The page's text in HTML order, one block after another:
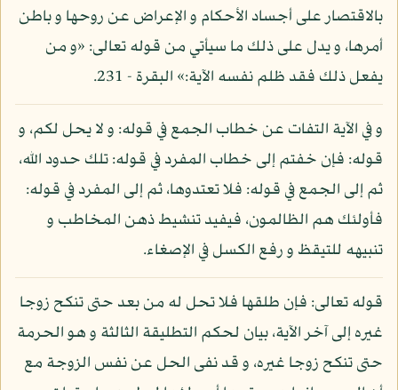
بالاقتصار على أجساد الأحكام و الإعراض عن روحها و باطن
أمرها، و يدل على ذلك ما سيأتي من قوله تعالى: «و من
يفعل ذلك فقد ظلم نفسه الآية:» البقرة - 231.
و في الآية التفات عن خطاب الجمع في قوله: و لا يحل لكم، و
قوله: فإن خفتم إلى خطاب المفرد في قوله: تلك حدود الله،
ثم إلى الجمع في قوله: فلا تعتدوها، ثم إلى المفرد في قوله:
فأولئك هم الظالمون، فيفيد تنشيط ذهن المخاطب و
تنبيهه للتيقظ و رفع الكسل في الإصغاء.
قوله تعالى: فإن طلقها فلا تحل له من بعد حتى تنكح زوجا
غيره إلى آخر الآية، بيان لحكم التطليقة الثالثة و هو الحرمة
حتى تنكح زوجا غيره، و قد نفى الحل عن نفس الزوجة مع